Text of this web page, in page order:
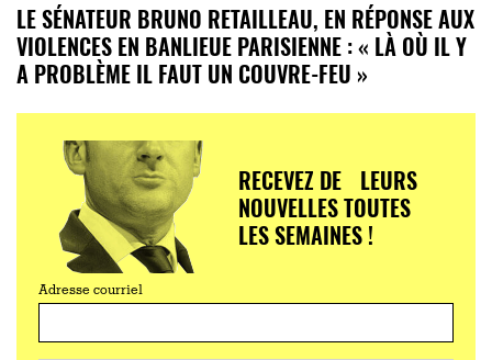
LE SÉNATEUR BRUNO RETAILLEAU, EN RÉPONSE AUX
VIOLENCES EN BANLIEUE PARISIENNE : « LÀ OÙ IL Y
A PROBLÈME IL FAUT UN COUVRE-FEU »
RECEVEZ DE LEURS
NOUVELLES TOUTES
LES SEMAINES !
Adresse courriel